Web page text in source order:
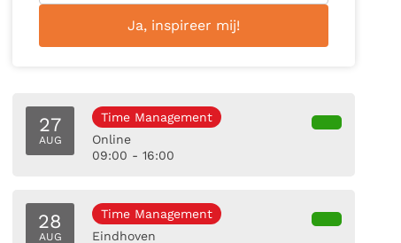
27
AUG
Time Management
Online
09:00 - 16:00
28
AUG
Time Management
Eindhoven